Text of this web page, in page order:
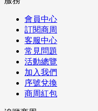
會員中心
訂閱商周
客服中心
常見問題
活動總覽
加入我們
序號兌換
商周紅包